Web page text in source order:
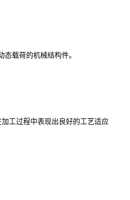
载荷的机械结构件。
工过程中表现出良好的工艺适应